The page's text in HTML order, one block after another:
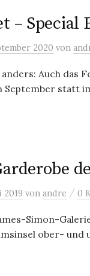
– Special
2020 von
Auch das
September statt
2019 von andre / 0
Simon-
ober- und